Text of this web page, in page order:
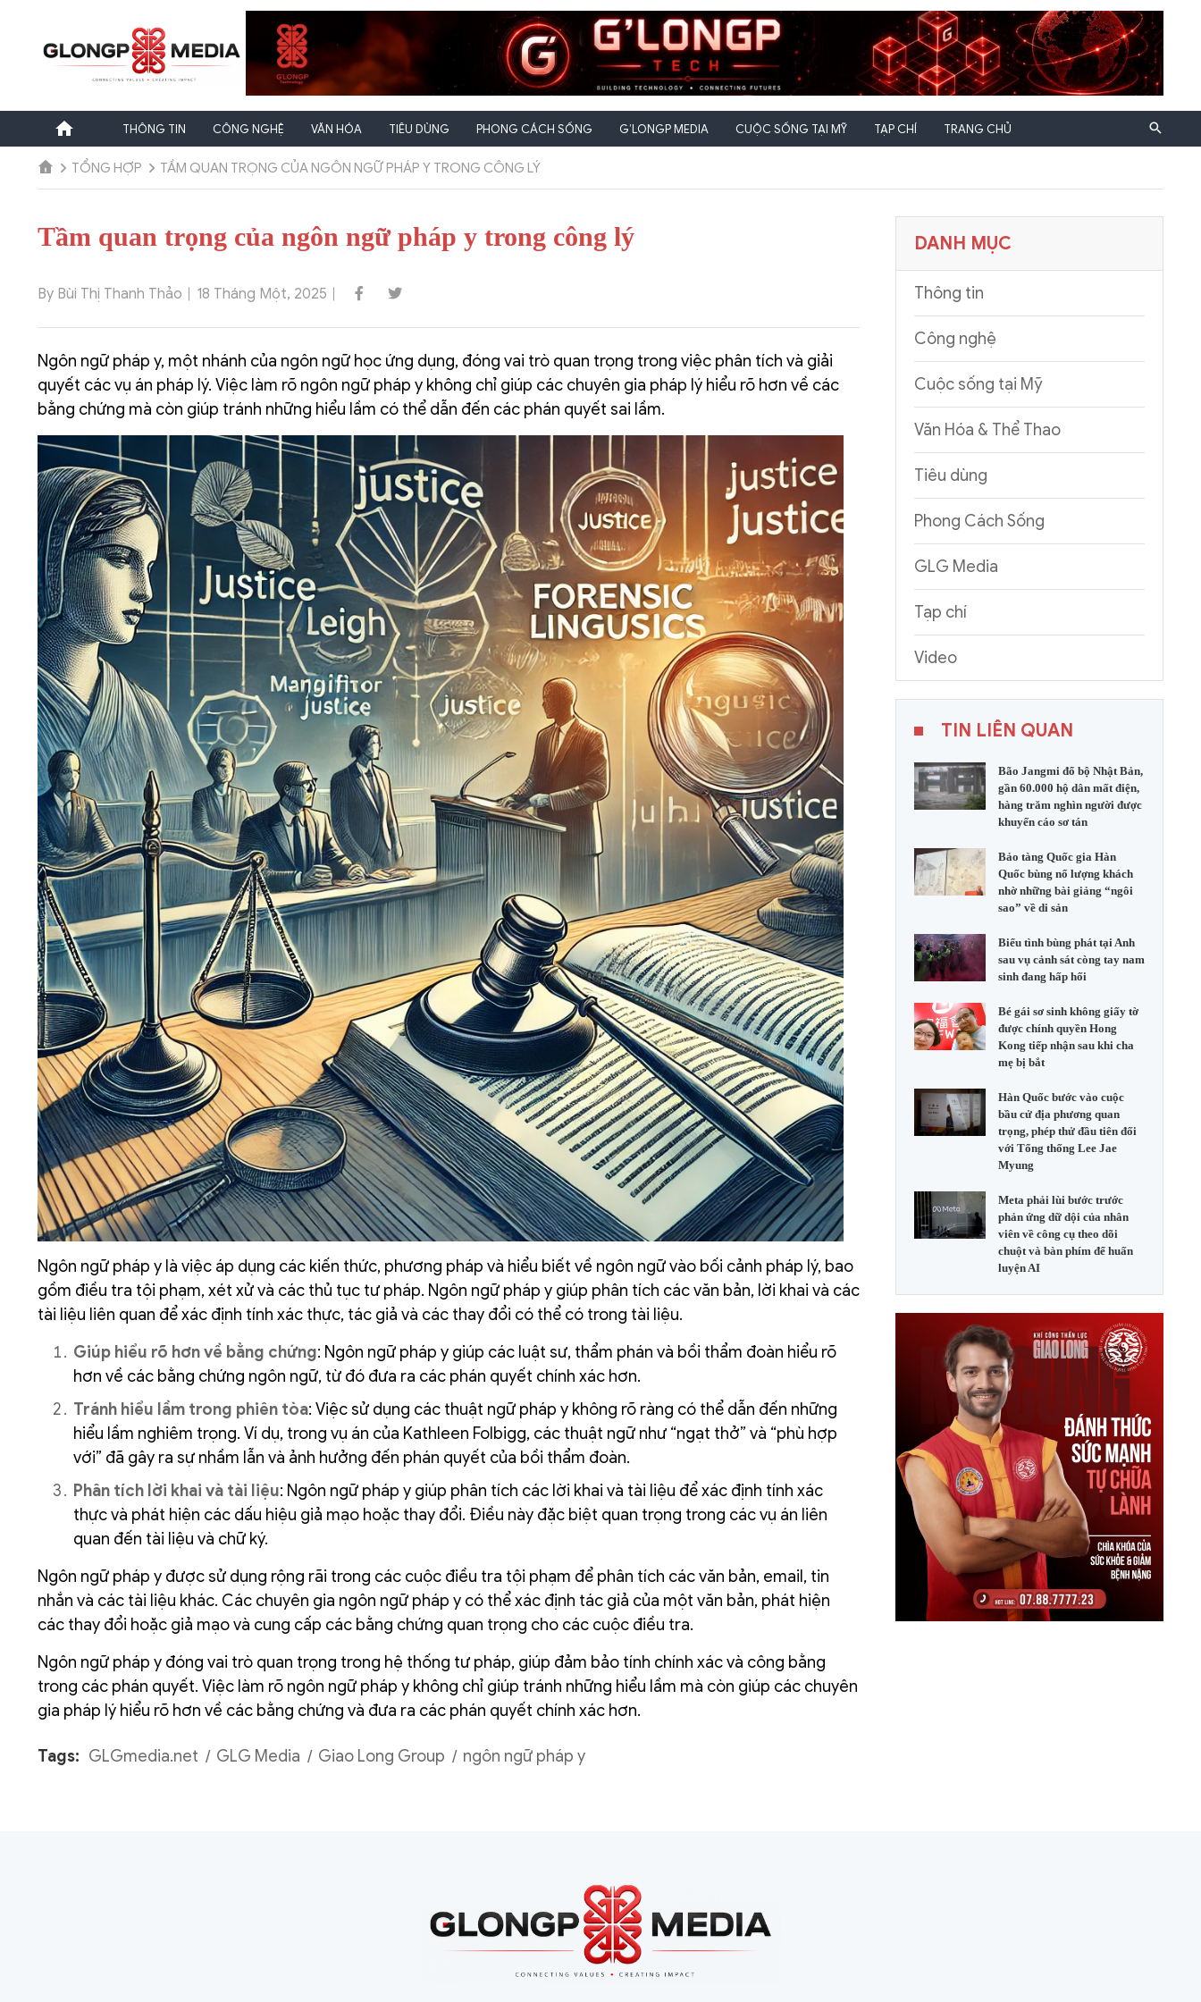
THÔNG TIN CÔNG NGHỆ VĂN HÓA TIÊU DÙNG PHONG CÁCH SỐNG G’LONGP MEDIA CUỘC SỐNG TẠI MỸ TẠP CHÍ TRANG CHỦ
TỔNG HỢP TẦM QUAN TRỌNG CỦA NGÔN NGỮ PHÁP Y TRONG CÔNG LÝ
Tầm quan trọng của ngôn ngữ pháp y trong công lý
By Bùi Thị Thanh Thảo 18 Tháng Một, 2025
Ngôn ngữ pháp y, một nhánh của ngôn ngữ học ứng dụng, đóng vai trò quan trọng trong việc phân tích và giải
quyết các vụ án pháp lý. Việc làm rõ ngôn ngữ pháp y không chỉ giúp các chuyên gia pháp lý hiểu rõ hơn về các
bằng chứng mà còn giúp tránh những hiểu lầm có thể dẫn đến các phán quyết sai lầm.
Ngôn ngữ pháp y là việc áp dụng các kiến thức, phương pháp và hiểu biết về ngôn ngữ vào bối cảnh pháp lý, bao
gồm điều tra tội phạm, xét xử và các thủ tục tư pháp. Ngôn ngữ pháp y giúp phân tích các văn bản, lời khai và các
tài liệu liên quan để xác định tính xác thực, tác giả và các thay đổi có thể có trong tài liệu.
Giúp hiểu rõ hơn về bằng chứng: Ngôn ngữ pháp y giúp các luật sư, thẩm phán và bồi thẩm đoàn hiểu rõ
hơn về các bằng chứng ngôn ngữ, từ đó đưa ra các phán quyết chính xác hơn.
Tránh hiểu lầm trong phiên tòa: Việc sử dụng các thuật ngữ pháp y không rõ ràng có thể dẫn đến những
hiểu lầm nghiêm trọng. Ví dụ, trong vụ án của Kathleen Folbigg, các thuật ngữ như “ngạt thở” và “phù hợp
với” đã gây ra sự nhầm lẫn và ảnh hưởng đến phán quyết của bồi thẩm đoàn.
Phân tích lời khai và tài liệu: Ngôn ngữ pháp y giúp phân tích các lời khai và tài liệu để xác định tính xác
thực và phát hiện các dấu hiệu giả mạo hoặc thay đổi. Điều này đặc biệt quan trọng trong các vụ án liên
quan đến tài liệu và chữ ký.
Ngôn ngữ pháp y được sử dụng rộng rãi trong các cuộc điều tra tội phạm để phân tích các văn bản, email, tin
nhắn và các tài liệu khác. Các chuyên gia ngôn ngữ pháp y có thể xác định tác giả của một văn bản, phát hiện
các thay đổi hoặc giả mạo và cung cấp các bằng chứng quan trọng cho các cuộc điều tra.
Ngôn ngữ pháp y đóng vai trò quan trọng trong hệ thống tư pháp, giúp đảm bảo tính chính xác và công bằng
trong các phán quyết. Việc làm rõ ngôn ngữ pháp y không chỉ giúp tránh những hiểu lầm mà còn giúp các chuyên
gia pháp lý hiểu rõ hơn về các bằng chứng và đưa ra các phán quyết chính xác hơn.
Tags: GLGmedia.net GLG Media Giao Long Group ngôn ngữ pháp y
DANH MỤC
Thông tin
Công nghệ
Cuộc sống tại Mỹ
Văn Hóa & Thể Thao
Tiêu dùng
Phong Cách Sống
GLG Media
Tạp chí
Video
TIN LIÊN QUAN
Bão Jangmi đổ bộ Nhật Bản,
gần 60.000 hộ dân mất điện,
hàng trăm nghìn người được
khuyến cáo sơ tán
Bảo tàng Quốc gia Hàn
Quốc bùng nổ lượng khách
nhờ những bài giảng “ngôi
sao” về di sản
Biểu tình bùng phát tại Anh
sau vụ cảnh sát còng tay nam
sinh đang hấp hối
Bé gái sơ sinh không giấy tờ
được chính quyền Hong
Kong tiếp nhận sau khi cha
mẹ bị bắt
Hàn Quốc bước vào cuộc
bầu cử địa phương quan
trọng, phép thử đầu tiên đối
với Tổng thống Lee Jae
Myung
Meta phải lùi bước trước
phản ứng dữ dội của nhân
viên về công cụ theo dõi
chuột và bàn phím để huấn
luyện AI